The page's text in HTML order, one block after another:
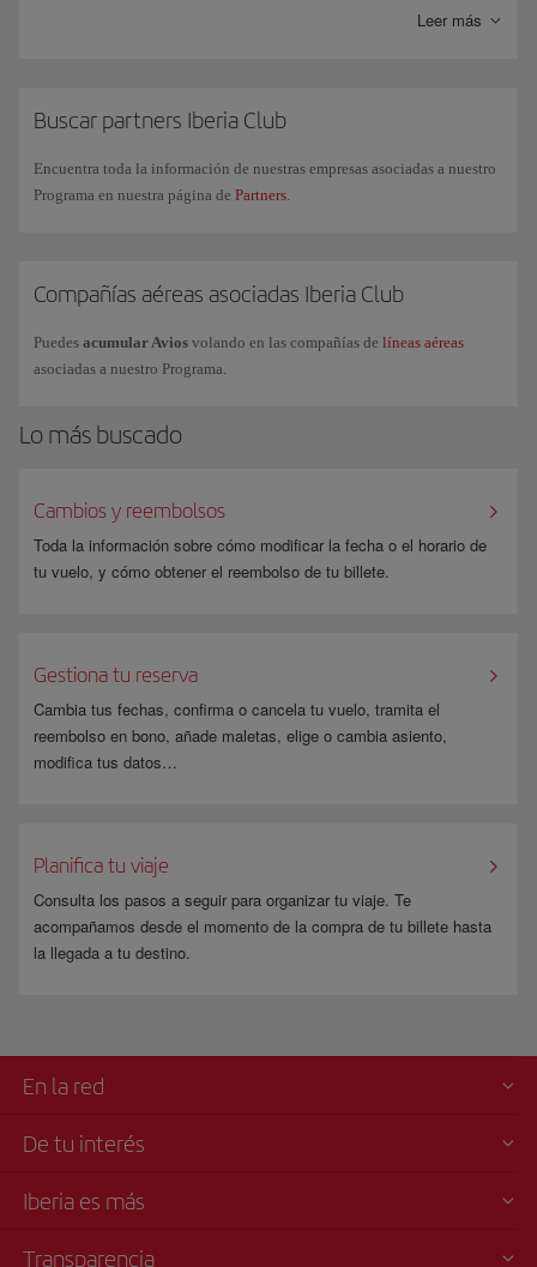
en su cuenta o
American Airlines y realizar mejoras de clases a cabinas superiores con
Si tienes más dudas, consulta nuestra página de
Leer más
Buscar partners Iberia Club
Encuentra toda la información de nuestras empresas asociadas a nuestro
Programa en nuestra página de Partners.
Compañías aéreas asociadas Iberia Club
Puedes acumular Avios volando en las compañías de líneas aéreas
asociadas a nuestro Programa.
Lo más buscado
Cambios y reembolsos
Toda la información sobre cómo modificar la fecha o el horario de
tu vuelo, y cómo obtener el reembolso de tu billete.
Gestiona tu reserva
Cambia tus fechas, confirma o cancela tu vuelo, tramita el
reembolso en bono, añade maletas, elige o cambia asiento,
modifica tus datos…
Planifica tu viaje
Consulta los pasos a seguir para organizar tu viaje. Te
acompañamos desde el momento de la compra de tu billete hasta
la llegada a tu destino.
En la red
De tu interés
Iberia es más
Transparencia